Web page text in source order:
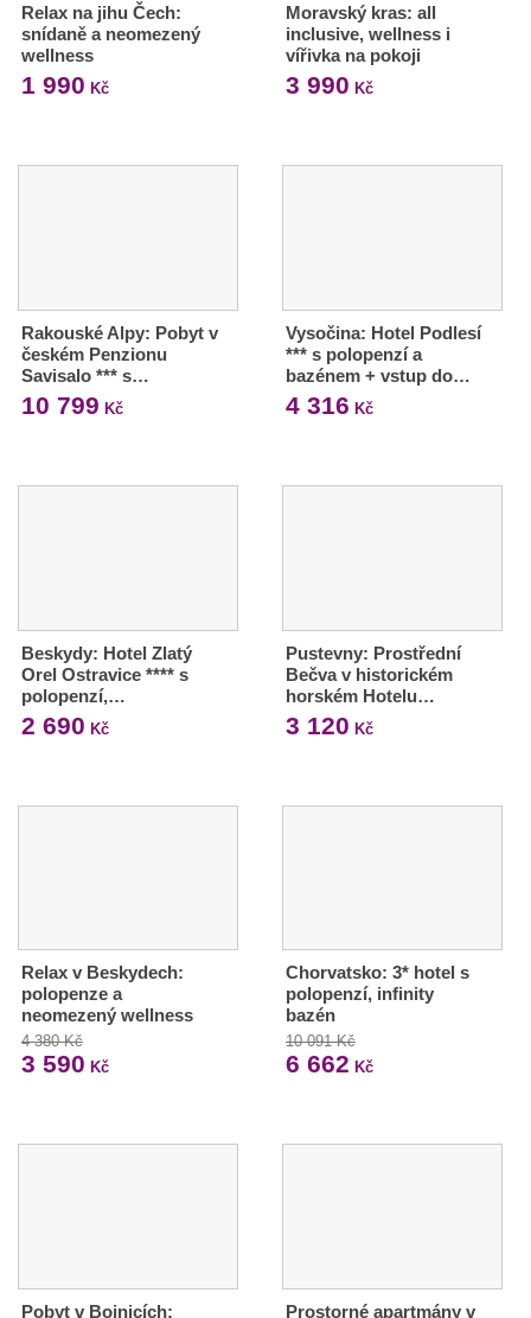
Relax na jihu Čech:
snídaně a neomezený
wellness
1 990 Kč
Moravský kras: all
inclusive, wellness i
vířivka na pokoji
3 990 Kč
Rakouské Alpy: Pobyt v
českém Penzionu
Savisalo *** s…
10 799 Kč
Vysočina: Hotel Podlesí
*** s polopenzí a
bazénem + vstup do…
4 316 Kč
Beskydy: Hotel Zlatý
Orel Ostravice **** s
polopenzí,…
2 690 Kč
Pustevny: Prostřední
Bečva v historickém
horském Hotelu…
3 120 Kč
Relax v Beskydech:
polopenze a
neomezený wellness
4 380 Kč
3 590 Kč
Chorvatsko: 3* hotel s
polopenzí, infinity
bazén
10 091 Kč
6 662 Kč
Pobyt v Bojnicích: Prostorné apartmány v